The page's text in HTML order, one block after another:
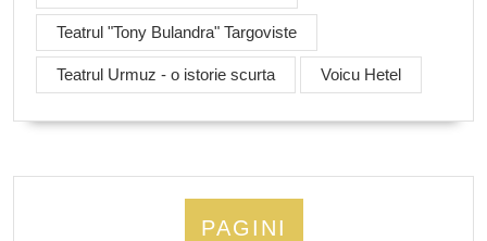
Teatrul "Tony Bulandra" Targoviste
Teatrul Urmuz - o istorie scurta Voicu Hetel
PAGINI